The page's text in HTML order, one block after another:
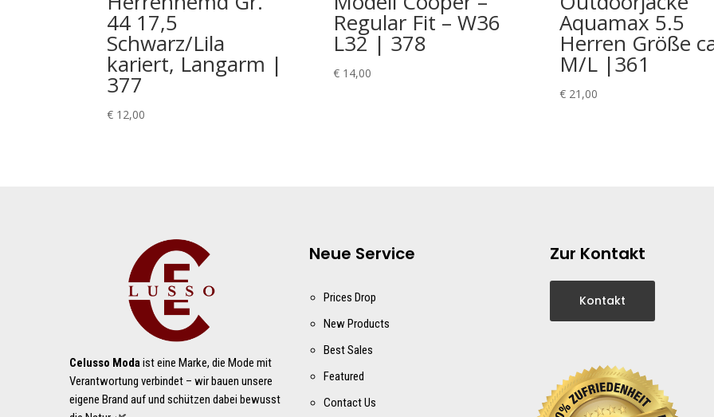
44 17,5
Schwarz/Lila
kariert, Langarm |
377
€ 12,00
Regular Fit – W36
L32 | 378
€14,00
Aquamax 5.5
Herren Größe
M/L |361
€21,00
Celusso Modaist eine Marke, die Mode mit
Verantwortung verbindet – wir bauen unsere
eigene Brand auf und schützen dabei bewusst
Neue Service
Prices Drop
New Products
Best Sales
Featured
Contact Us
Zur Kontakt
Kontakt